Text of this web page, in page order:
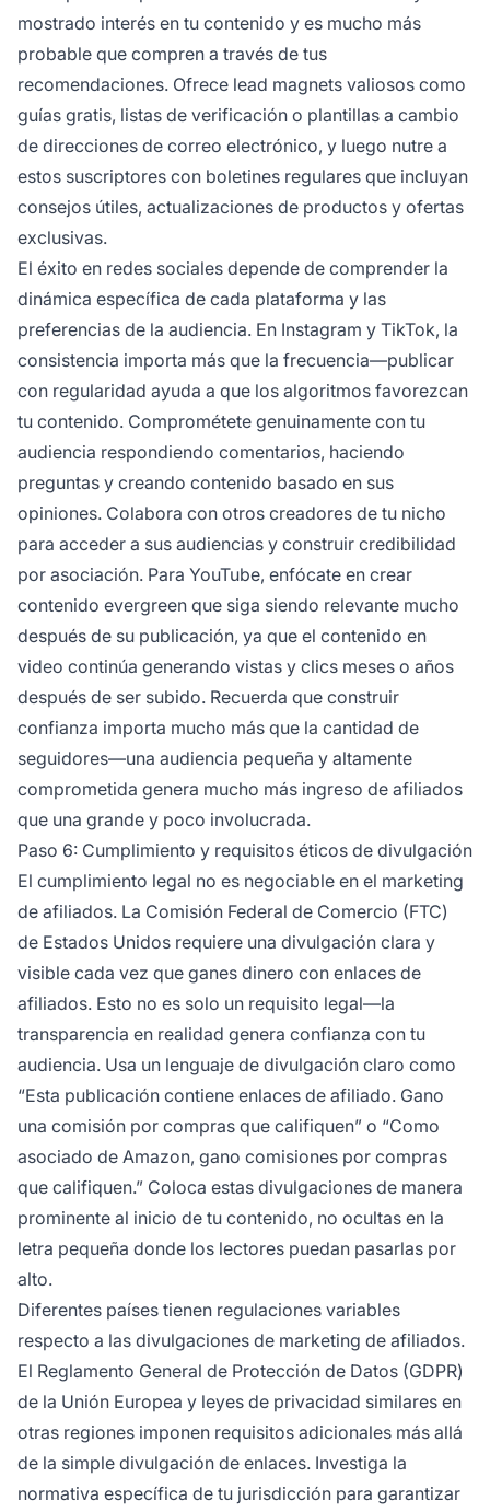
mostrado interés en tu contenido y es mucho más
probable que compren a través de tus
recomendaciones. Ofrece lead magnets valiosos como
guías gratis, listas de verificación o plantillas a cambio
de direcciones de correo electrónico, y luego nutre a
estos suscriptores con boletines regulares que incluyan
consejos útiles, actualizaciones de productos y ofertas
exclusivas.
El éxito en redes sociales depende de comprender la
dinámica específica de cada plataforma y las
preferencias de la audiencia. En Instagram y TikTok, la
consistencia importa más que la frecuencia—publicar
con regularidad ayuda a que los algoritmos favorezcan
tu contenido. Comprométete genuinamente con tu
audiencia respondiendo comentarios, haciendo
preguntas y creando contenido basado en sus
opiniones. Colabora con otros creadores de tu nicho
para acceder a sus audiencias y construir credibilidad
por asociación. Para YouTube, enfócate en crear
contenido evergreen que siga siendo relevante mucho
después de su publicación, ya que el contenido en
video continúa generando vistas y clics meses o años
después de ser subido. Recuerda que construir
confianza importa mucho más que la cantidad de
seguidores—una audiencia pequeña y altamente
comprometida genera mucho más ingreso de afiliados
que una grande y poco involucrada.
Paso 6: Cumplimiento y requisitos éticos de divulgación
El cumplimiento legal no es negociable en el marketing
de afiliados. La Comisión Federal de Comercio (FTC)
de Estados Unidos requiere una divulgación clara y
visible cada vez que ganes dinero con enlaces de
afiliados. Esto no es solo un requisito legal—la
transparencia en realidad genera confianza con tu
audiencia. Usa un lenguaje de divulgación claro como
“Esta publicación contiene enlaces de afiliado. Gano
una comisión por compras que califiquen” o “Como
asociado de Amazon, gano comisiones por compras
que califiquen.” Coloca estas divulgaciones de manera
prominente al inicio de tu contenido, no ocultas en la
letra pequeña donde los lectores puedan pasarlas por
alto.
Diferentes países tienen regulaciones variables
respecto a las divulgaciones de marketing de afiliados.
El Reglamento General de Protección de Datos (GDPR)
de la Unión Europea y leyes de privacidad similares en
otras regiones imponen requisitos adicionales más allá
de la simple divulgación de enlaces. Investiga la
normativa específica de tu jurisdicción para garantizar